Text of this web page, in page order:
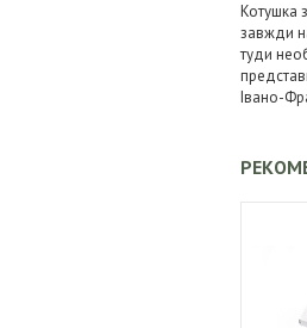
Котушка
завжди
туди
Івано-